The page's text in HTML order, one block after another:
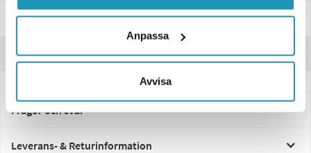
Anpassa
Avvisa
Specifikationer
Recensioner
Frågor och svar
Leverans- & Returinformation